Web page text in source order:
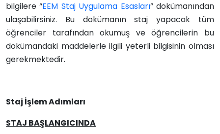
bilgilere “EEM Staj Uygulama Esasları” dokümanından
ulaşabilirsiniz. Bu dokümanın staj yapacak tüm
öğrenciler tarafından okumuş ve öğrencilerin bu
dokümandaki maddelerle ilgili yeterli bilgisinin olması
gerekmektedir.
Staj İşlem Adımları
STAJ BAŞLANGICINDA